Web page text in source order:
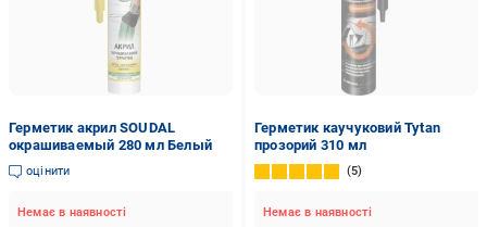
Герметик акрил SOUDAL
окрашиваемый 280 мл Белый
оцінити
Немає в наявності
Герметик каучуковий Tytan
прозорий 310 мл
5
Немає в наявності